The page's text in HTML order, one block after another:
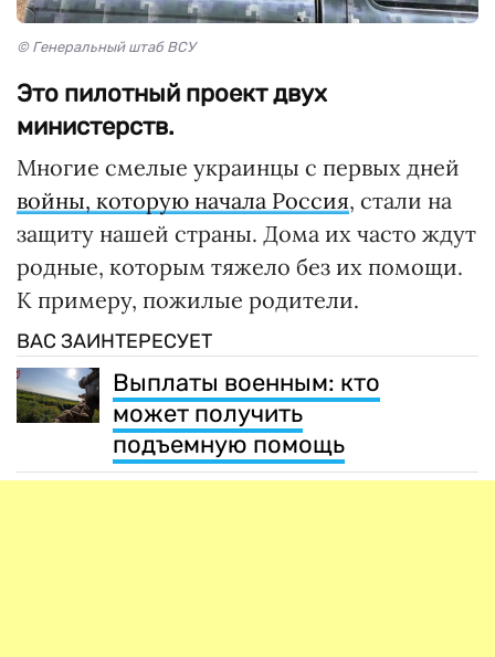
© Генеральный штаб ВСУ
Это пилотный проект двух
министерств.
Многие смелые украинцы с первых дней
войны, которую начала Россия, стали на
защиту нашей страны. Дома их часто ждут
родные, которым тяжело без их помощи.
К примеру, пожилые родители.
ВАС ЗАИНТЕРЕСУЕТ
Выплаты военным: кто
может получить
подъемную помощь